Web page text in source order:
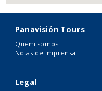
Panavisión Tours
Quem somos
Notas de imprensa
Legal